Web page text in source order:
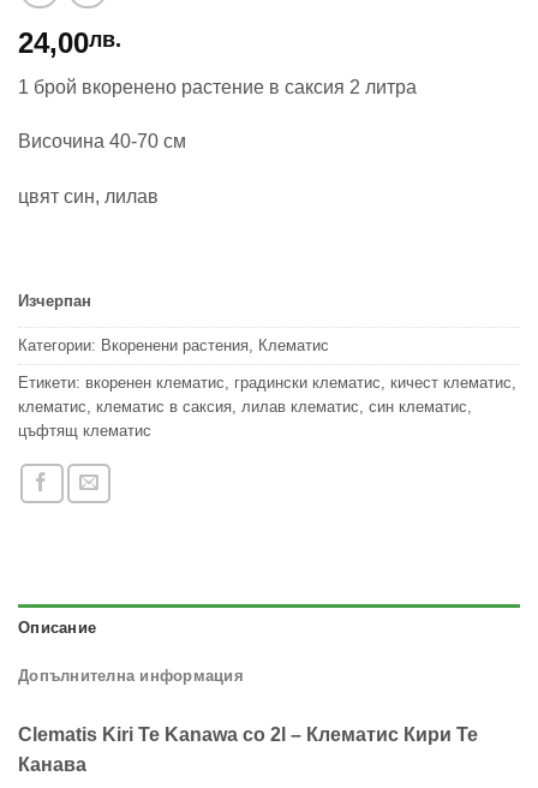
24,00лв.
1 брой вкоренено растение в саксия 2 литра
Височина 40-70 см
цвят син, лилав
Изчерпан
Категории: Вкоренени растения Клематис
Етикети: вкоренен клематис градински клематис кичест клематис
клематис
клематис в саксия лилав клематис син клематис
цъфтящ клематис
Описание
Допълнителна информация
Clematis Kiri Te Kanawa co 2l – Клематис Кири Те
Канава